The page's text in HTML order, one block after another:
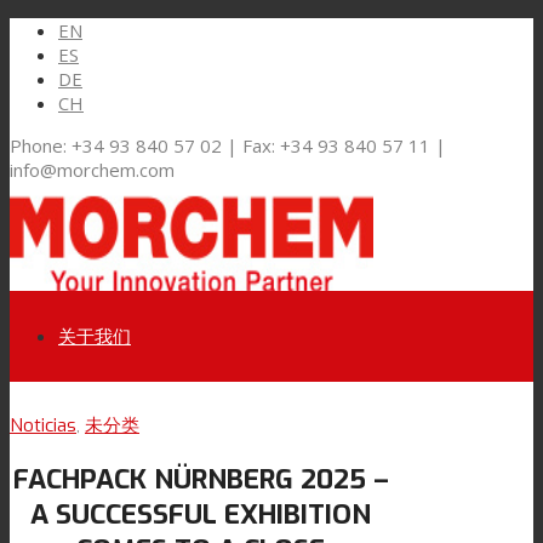
EN
ES
DE
CH
Phone: +34 93 840 57 02 | Fax: +34 93 840 57 11 |
info@morchem.com
Link to Youtube
关于我们
市场和解决方案
软包装
Noticias, 未分类
FACHPACK NÜRNBERG 2025 –
A SUCCESSFUL EXHIBITION